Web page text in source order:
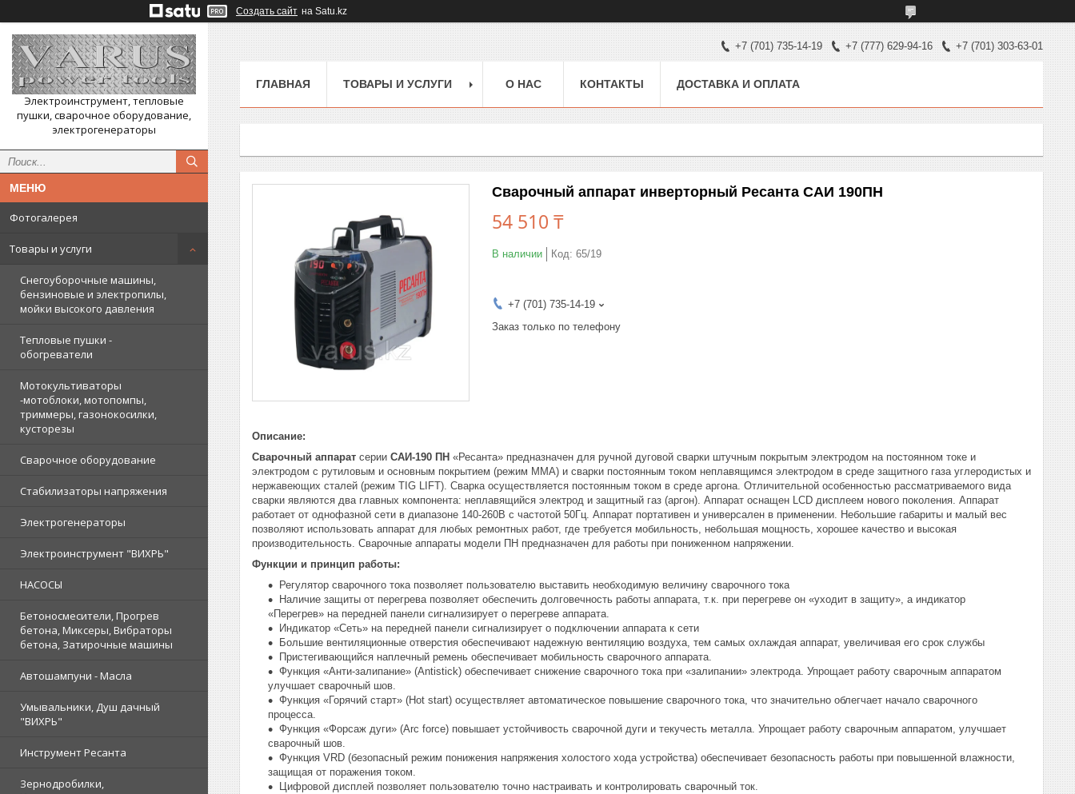
Создать сайт на Satu.kz
Электроинструмент, тепловые
пушки, сварочное оборудование,
электрогенераторы
Фотогалерея
Товары и услуги
Снегоуборочные машины,
бензиновые и электропилы,
мойки высокого давления
Тепловые пушки -
обогреватели
Мотокультиваторы
-мотоблоки, мотопомпы,
триммеры, газонокосилки,
кусторезы
Сварочное оборудование
Стабилизаторы напряжения
Электрогенераторы
Электроинструмент "ВИХРЬ"
НАСОСЫ
Бетоносмесители, Прогрев
бетона, Миксеры, Вибраторы
бетона, Затирочные машины
Автошампуни - Масла
Умывальники, Душ дачный
"ВИХРЬ"
Инструмент Ресанта
Зернодробилки,
+7 (701) 735-14-19 +7 (777) 629-94-16 +7 (701) 303-63-01
ГЛАВНАЯ ТОВАРЫ И УСЛУГИ О НАС КОНТАКТЫ ДОСТАВКА И ОПЛАТА
Сварочный аппарат инверторный Ресанта САИ 190ПН
54 510 ₸
В наличии Код: 65/19
+7 (701) 735-14-19
Заказ только по телефону
Описание:
Сварочный аппарат серии САИ-190 ПН «Ресанта» предназначен для ручной дуговой сварки штучным покрытым электродом на постоянном токе и
электродом с рутиловым и основным покрытием (режим ММА) и сварки постоянным током неплавящимся электродом в среде защитного газа углеродистых и
нержавеющих сталей (режим TIG LIFT). Сварка осуществляется постоянным током в среде аргона. Отличительной особенностью рассматриваемого вида
сварки являются два главных компонента: неплавящийся электрод и защитный газ (аргон). Аппарат оснащен LCD дисплеем нового поколения. Аппарат
работает от однофазной сети в диапазоне 140-260В с частотой 50Гц. Аппарат портативен и универсален в применении. Небольшие габариты и малый вес
позволяют использовать аппарат для любых ремонтных работ, где требуется мобильность, небольшая мощность, хорошее качество и высокая
производительность. Сварочные аппараты модели ПН предназначен для работы при пониженном напряжении.
Функции и принцип работы:
Регулятор сварочного тока позволяет пользователю выставить необходимую величину сварочного тока
Наличие защиты от перегрева позволяет обеспечить долговечность работы аппарата, т.к. при перегреве он «уходит в защиту», а индикатор
«Перегрев» на передней панели сигнализирует о перегреве аппарата.
Индикатор «Сеть» на передней панели сигнализирует о подключении аппарата к сети
Большие вентиляционные отверстия обеспечивают надежную вентиляцию воздуха, тем самых охлаждая аппарат, увеличивая его срок службы
Пристегивающийся наплечный ремень обеспечивает мобильность сварочного аппарата.
Функция «Анти-залипание» (Antistick) обеспечивает снижение сварочного тока при «залипании» электрода. Упрощает работу сварочным аппаратом
улучшает сварочный шов.
Функция «Горячий старт» (Hot start) осуществляет автоматическое повышение сварочного тока, что значительно облегчает начало сварочного
процесса.
Функция «Форсаж дуги» (Arc force) повышает устойчивость сварочной дуги и текучесть металла. Упрощает работу сварочным аппаратом, улучшает
сварочный шов.
Функция VRD (безопасный режим понижения напряжения холостого хода устройства) обеспечивает безопасность работы при повышенной влажности,
защищая от поражения током.
Цифровой дисплей позволяет пользователю точно настраивать и контролировать сварочный ток.